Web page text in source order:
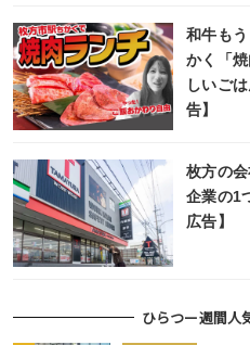
和牛も
かく「
しいご
告】
枚方の
企業の1
広告】
ひらつー週間人